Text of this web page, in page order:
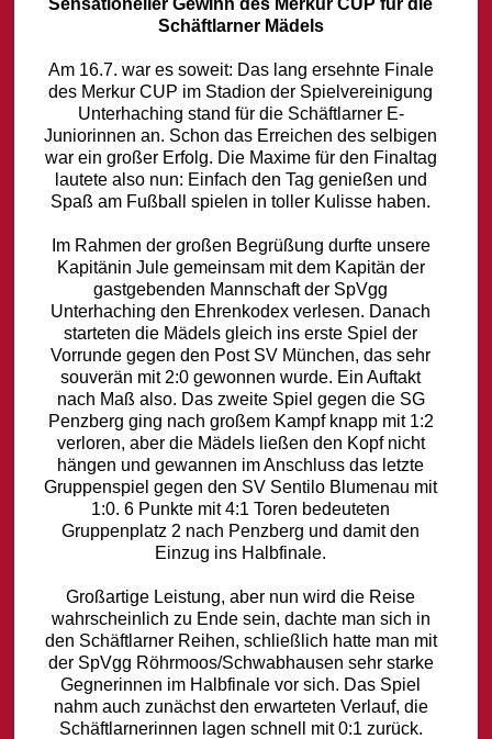
Sensationeller Gewinn des Merkur CUP für die
Schäftlarner Mädels
Am 16.7. war es soweit: Das lang ersehnte Finale
des Merkur CUP im Stadion der Spielvereinigung
Unterhaching stand für die Schäftlarner E-
Juniorinnen an. Schon das Erreichen des selbigen
war ein großer Erfolg. Die Maxime für den Finaltag
lautete also nun: Einfach den Tag genießen und
Spaß am Fußball spielen in toller Kulisse haben.
Im Rahmen der großen Begrüßung durfte unsere
Kapitänin Jule gemeinsam mit dem Kapitän der
gastgebenden Mannschaft der SpVgg
Unterhaching den Ehrenkodex verlesen. Danach
starteten die Mädels gleich ins erste Spiel der
Vorrunde gegen den Post SV München, das sehr
souverän mit 2:0 gewonnen wurde. Ein Auftakt
nach Maß also. Das zweite Spiel gegen die SG
Penzberg ging nach großem Kampf knapp mit 1:2
verloren, aber die Mädels ließen den Kopf nicht
hängen und gewannen im Anschluss das letzte
Gruppenspiel gegen den SV Sentilo Blumenau mit
1:0. 6 Punkte mit 4:1 Toren bedeuteten
Gruppenplatz 2 nach Penzberg und damit den
Einzug ins Halbfinale.
Großartige Leistung, aber nun wird die Reise
wahrscheinlich zu Ende sein, dachte man sich in
den Schäftlarner Reihen, schließlich hatte man mit
der SpVgg Röhrmoos/Schwabhausen sehr starke
Gegnerinnen im Halbfinale vor sich. Das Spiel
nahm auch zunächst den erwarteten Verlauf, die
Schäftlarnerinnen lagen schnell mit 0:1 zurück.